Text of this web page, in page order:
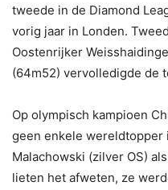
tweede in de Diamond
vorig jaar in Londen.
Oostenrijker
(64m52) vervolledigde de
Op olympisch kampioen
geen enkele wereldtopper
Malachowski (zilver OS)
lieten het afweten, ze